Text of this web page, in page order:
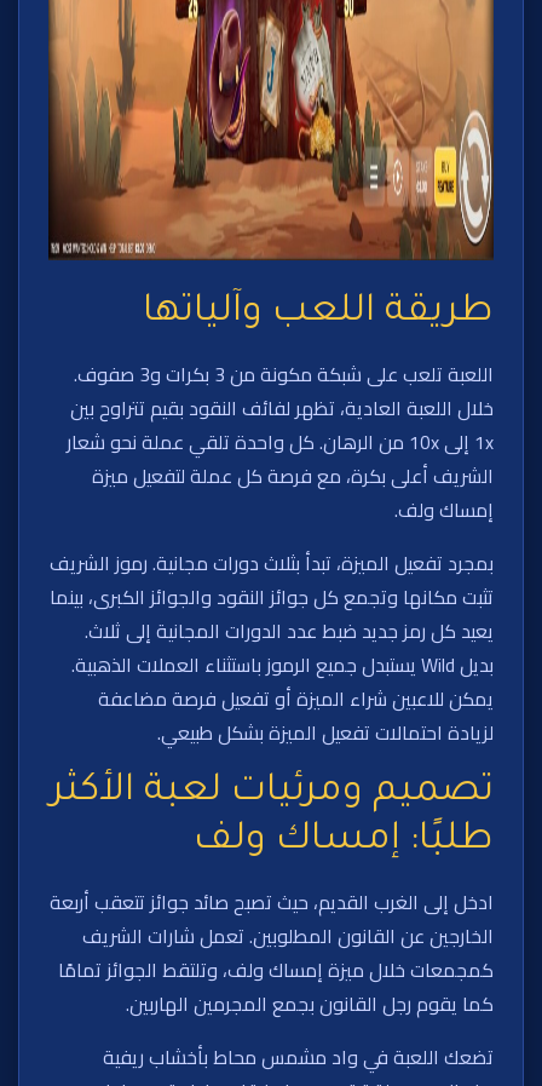
طريقة اللعب وآلياتها
اللعبة تلعب على شبكة مكونة من 3 بكرات و3 صفوف.
خلال اللعبة العادية، تظهر لفائف النقود بقيم تتراوح بين
1x إلى 10x من الرهان. كل واحدة تلقي عملة نحو شعار
الشريف أعلى بكرة، مع فرصة كل عملة لتفعيل ميزة
إمساك ولف.
بمجرد تفعيل الميزة، تبدأ بثلاث دورات مجانية. رموز الشريف
تثبت مكانها وتجمع كل جوائز النقود والجوائز الكبرى، بينما
يعيد كل رمز جديد ضبط عدد الدورات المجانية إلى ثلاث.
بديل Wild يستبدل جميع الرموز باستثناء العملات الذهبية.
يمكن للاعبين شراء الميزة أو تفعيل فرصة مضاعفة
لزيادة احتمالات تفعيل الميزة بشكل طبيعي.
تصميم ومرئيات لعبة الأكثر
طلبًا: إمساك ولف
ادخل إلى الغرب القديم، حيث تصبح صائد جوائز تتعقب أربعة
الخارجين عن القانون المطلوبين. تعمل شارات الشريف
كمجمعات خلال ميزة إمساك ولف، وتلتقط الجوائز تمامًا
كما يقوم رجل القانون بجمع المجرمين الهاربين.
تضعك اللعبة في واد مشمس محاط بأخشاب ريفية